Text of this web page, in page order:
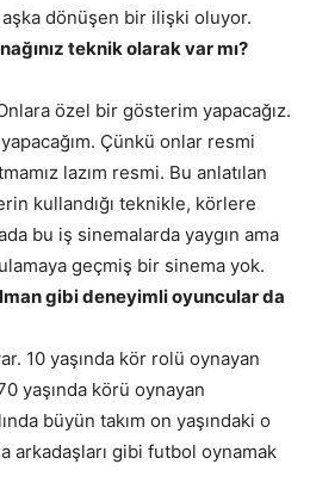
dönüşen bir ilişki oluyor.
teknik olarak var mı?
özel bir gösterim yapacağız.
Çünkü onlar resmi
lazım resmi. Bu anlatılan
kullandığı teknikle, körlere
bu iş sinemalarda yaygın ama
geçmiş bir sinema yok.
gibi deneyimli oyuncular da
10 yaşında kör rolü oynayan
yaşında körü oynayan
büyün takım on yaşındaki o
arkadaşları gibi futbol oynamak